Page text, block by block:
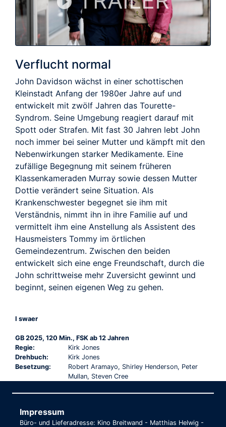
Verflucht normal
John Davidson wächst in einer schottischen
Kleinstadt Anfang der 1980er Jahre auf und
entwickelt mit zwölf Jahren das Tourette-
Syndrom. Seine Umgebung reagiert darauf mit
Spott oder Strafen. Mit fast 30 Jahren lebt John
noch immer bei seiner Mutter und kämpft mit den
Nebenwirkungen starker Medikamente. Eine
zufällige Begegnung mit seinem früheren
Klassenkameraden Murray sowie dessen Mutter
Dottie verändert seine Situation. Als
Krankenschwester begegnet sie ihm mit
Verständnis, nimmt ihn in ihre Familie auf und
vermittelt ihm eine Anstellung als Assistent des
Hausmeisters Tommy im örtlichen
Gemeindezentrum. Zwischen den beiden
entwickelt sich eine enge Freundschaft, durch die
John schrittweise mehr Zuversicht gewinnt und
beginnt, seinen eigenen Weg zu gehen.
I swaer
GB 2025, 120 Min., FSK ab 12 Jahren
Regie:
Kirk Jones
Drehbuch:
Kirk Jones
Besetzung:
Robert Aramayo, Shirley Henderson, Peter
Mullan, Steven Cree
Impressum
Büro- und Lieferadresse: Kino Breitwand - Matthias Helwig -